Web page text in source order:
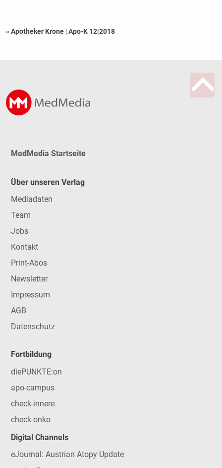
« Apotheker Krone |Apo-K 12|2018
MedMedia Startseite
Über unseren Verlag
Mediadaten
Team
Jobs
Kontakt
Print-Abos
Newsletter
Impressum
AGB
Datenschutz
Fortbildung
diePUNKTE:on
apo-campus
check-innere
check-onko
Digital Channels
eJournal: Austrian Atopy Update